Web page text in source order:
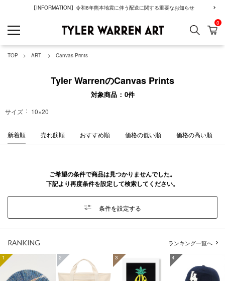
【INFORMATION】令和8年熊本地震に伴う配送に関する重要なお知らせ
GREENROOM
検索 カ
0
TOP ART Canvas Prints
Tyler WarrenのCanvas Prints
対象商品 0件
サイズ 10×20
新着順 売れ筋順 おすすめ順 価格の低い順 価格の高い順
ご希望の条件で商品は見つかりませんでした。
下記より再度条件を設定して検索してください。
条件を設定する
RANKING ランキング一覧へ
1 2 3 4